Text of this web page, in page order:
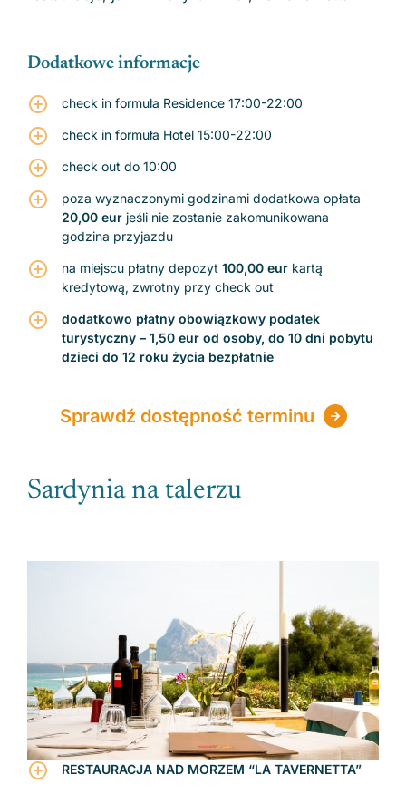
Dodatkowe informacje
check in formuła Residence 17:00-22:00
check in formuła Hotel 15:00-22:00
check out do 10:00
poza wyznaczonymi godzinami dodatkowa opłata
20,00 eur jeśli nie zostanie zakomunikowana
godzina przyjazdu
na miejscu płatny depozyt 100,00 eur kartą
kredytową, zwrotny przy check out
dodatkowo płatny obowiązkowy podatek
turystyczny – 1,50 eur od osoby, do 10 dni pobytu
dzieci do 12 roku życia bezpłatnie
Sprawdź dostępność terminu
Sardynia na talerzu
RESTAURACJA NAD MORZEM “LA TAVERNETTA”